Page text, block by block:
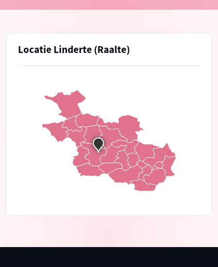
Locatie Linderte (Raalte)